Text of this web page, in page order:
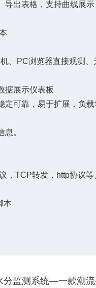
出表格，支持曲线展示
PC浏览器直接观测、
展示仪表板
可靠，易于扩展，负载
。
TCP转发，http协议等
本
分监测系统—一款潮